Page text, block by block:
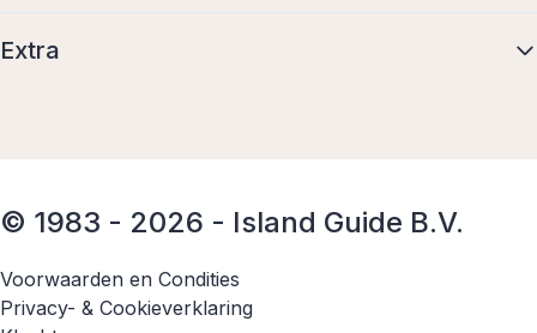
Extra
© 1983 - 2026 - Island Guide B.V.
Voorwaarden en Condities
Privacy- & Cookieverklaring